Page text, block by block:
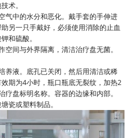
术。
气中的水分和恶化。戴手套的手伸进
另一只手戴好，必须使用消除的止血
和硫酸。
间与外界隔离，清洁治疗盘无菌。
养液。底孔已关闭，然后用清洁或稀
期为4小时，瓶口瓶底无裂纹，加热2
盘标明名称。容器的边缘和内部。
瓷或塑料制品。